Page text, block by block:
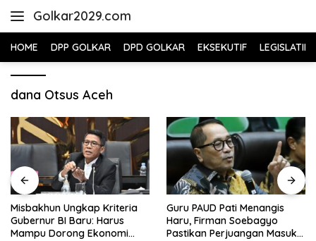
Golkar2029.com
HOME DPP GOLKAR DPD GOLKAR EKSEKUTIF LEGISLATIF
dana Otsus Aceh
Misbakhun Ungkap Kriteria
Gubernur BI Baru: Harus
Mampu Dorong Ekonomi
Guru PAUD Pati Menangis
Haru, Firman Soebagyo
Pastikan Perjuangan Masuk